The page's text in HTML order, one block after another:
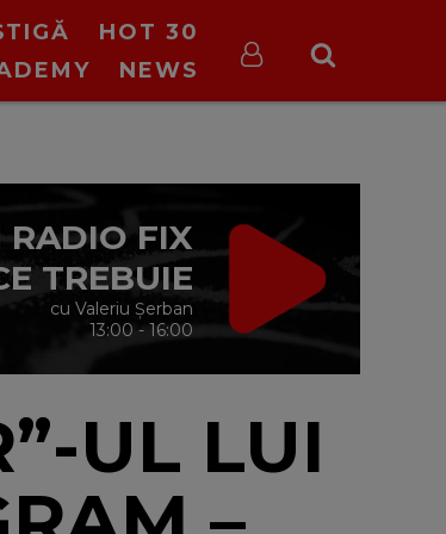
HOT 30
NEWS
RADIO FIX
TREBUIE
cu Valeriu Șerban
13:00 - 16:00
UL LUI